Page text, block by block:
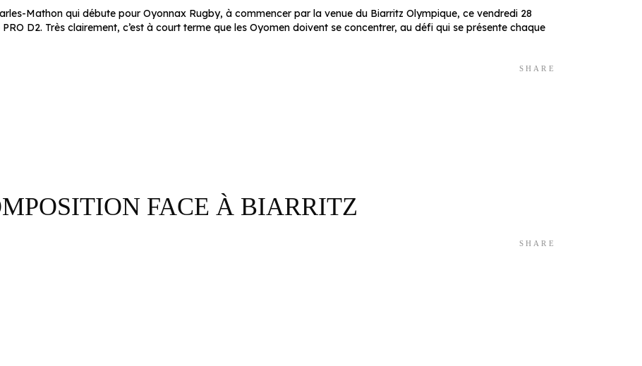
Mathon qui débute pour Oyonnax Rugby, à commencer par la venue du Biarritz Olympique, ce vendredi 28
D2. Très clairement, c’est à court terme que les Oyomen doivent se concentrer, au défi qui se présente chaque
SHARE
FACE À BIARRITZ
SHARE